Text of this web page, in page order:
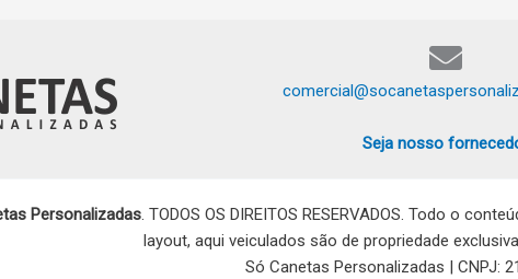
Seja nosso
Personalizadas. TODOS OS DIREITOS RESERVADOS. Todo o
layout, aqui veiculados são de propriedade
Só Canetas Personalizadas | CNPJ: